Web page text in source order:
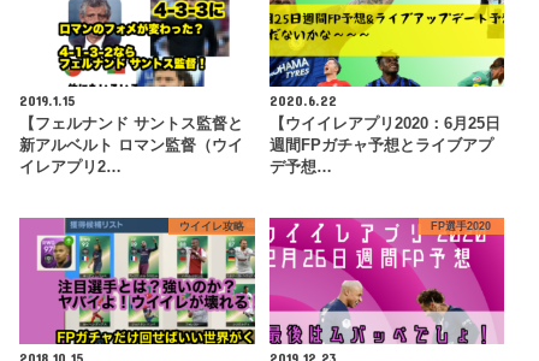
2019.1.15
【フェルナンド サントス監督と
新アルベルト ロマン監督（ウイ
イレアプリ2…
2020.6.22
【ウイイレアプリ2020：6月25日
週間FPガチャ予想とライブアプ
デ予想…
ウイイレ攻略
2018.10.15
FP選手2020
2019.12.23